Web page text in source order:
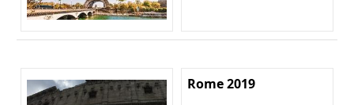
Rome 2019